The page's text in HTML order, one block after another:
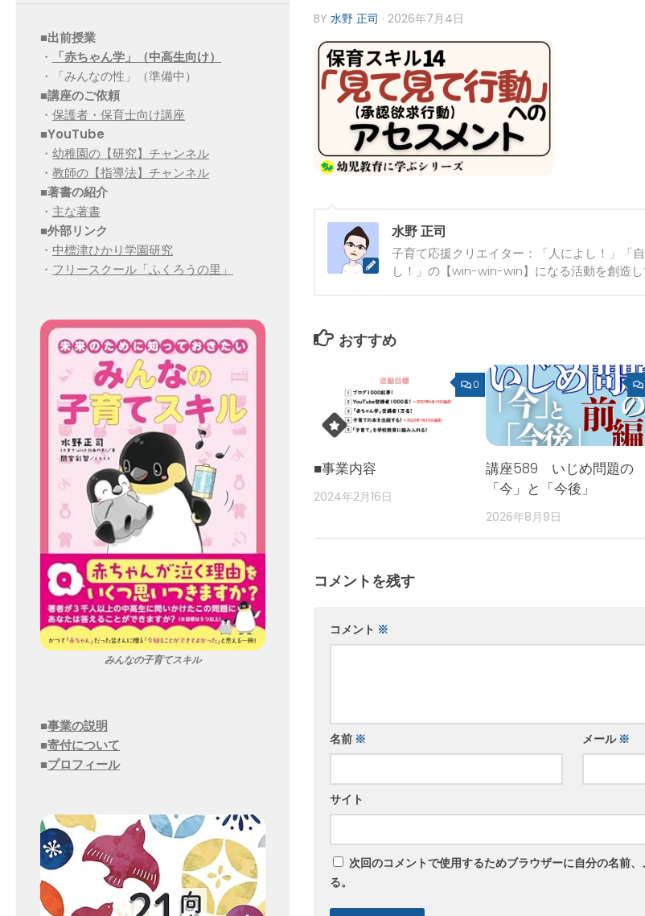
BY 水野 正司 · 2026年7月4日
水野 正司
子育て応援クリエイター：「人によし！」「
し！」の【win-win-win】になる活動を創造し
おすすめ
0
■事業内容
2024年2月16日
講座589 いじめ問題の
「今」と「今後」
2026年8月9日
コメントを残す
コメント ※
名前 ※ メール ※
サイト
次回のコメントで使用するためブラウザーに自分の名前
る。
■出前授業
・
「赤ちゃん学」（中高生向け）
・「みんなの性」（準備中）
■講座のご依頼
・ 保護者・保育士向け講座
■YouTube
・ 幼稚園の【研究】チャンネル
・ 教師の【指導法】チャンネル
■著書の紹介
・ 主な著書
■外部リンク
・ 中標津ひかり学園研究
・ フリースクール「ふくろうの里」
みんなの子育てスキル
■事業の説明
■寄付について
■プロフィール